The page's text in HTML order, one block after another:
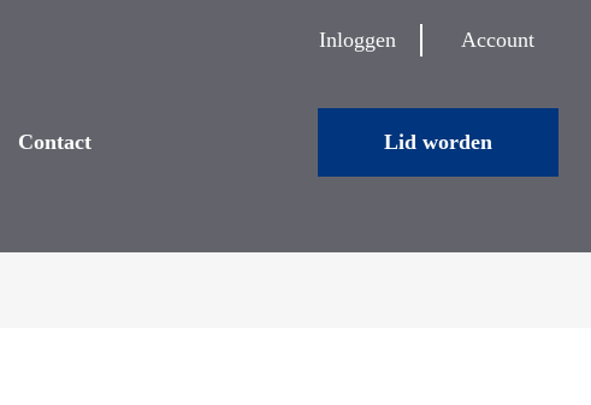
Inloggen Account
Contact Lid worden